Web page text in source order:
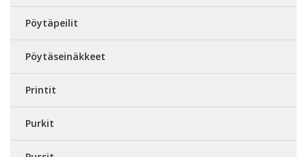
Pöytäpeilit
Pöytäseinäkkeet
Printit
Purkit